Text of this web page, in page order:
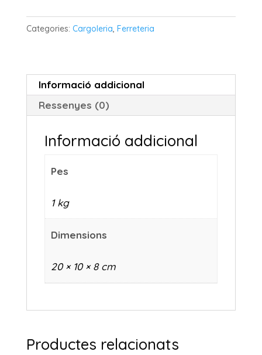
8x260
Categories: Cargoleria, Ferreteria
Informació addicional
Ressenyes (0)
Informació addicional
Pes
1 kg
Dimensions
20 × 10 × 8 cm
Productes relacionats